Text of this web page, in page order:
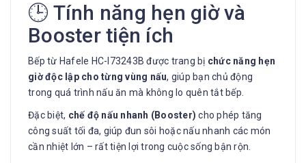
🕒 Tính năng hẹn giờ và
Booster tiện ích
Bếp từ Hafele HC-I73243B được trang bị chức năng hẹn
giờ độc lập cho từng vùng nấu, giúp bạn chủ động
trong quá trình nấu ăn mà không lo quên tắt bếp.
Đặc biệt, chế độ nấu nhanh (Booster) cho phép tăng
công suất tối đa, giúp đun sôi hoặc nấu nhanh các món
cần nhiệt lớn – rất tiện lợi trong cuộc sống bận rộn.